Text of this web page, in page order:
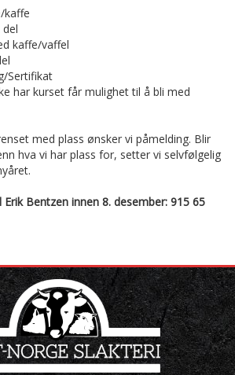
kaffe
kaffe/vaffel
Sertifikat
har kurset får mulighet til å bli med
med plass ønsker vi påmelding. Blir
hva vi har plass for, setter vi selvfølgelig
Bentzen innen 8. desember: 915 65